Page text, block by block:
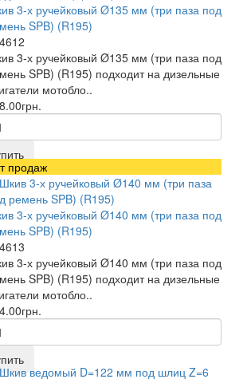
3-х ручейковый Ø135 мм (три паза под
SPB) (R195)
3-х ручейковый Ø135 мм (три паза под
SPB) (R195) подходит на дизельные
мотобло..
продаж
3-х ручейковый Ø140 мм (три паза под
SPB) (R195)
3-х ручейковый Ø140 мм (три паза под
SPB) (R195) подходит на дизельные
мотобло..